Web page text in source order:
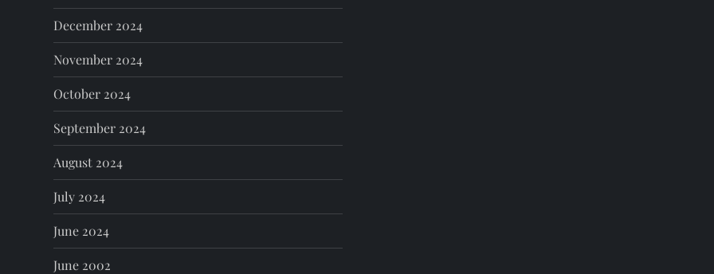
December 2024
November 2024
October 2024
September 2024
August 2024
July 2024
June 2024
June 2002